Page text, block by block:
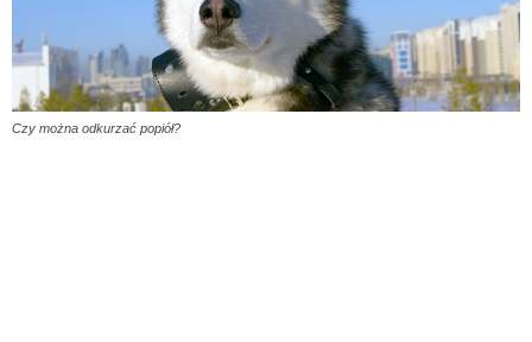
Czy można odkurzać popiół?